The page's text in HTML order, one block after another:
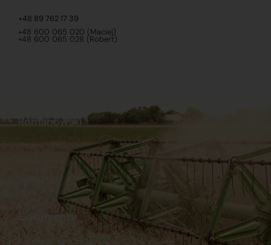
+48 89 762 17 39
+48 600 065 020 (Maciej)
+48 600 065 028 (Robert)
Dokumenty
Regulamin Dostawy
Romanowski
Sklep internetowy
Praca
Ubezpieczenia